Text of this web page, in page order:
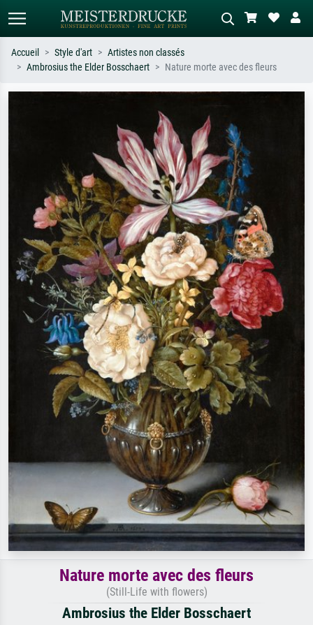
impressionnisme, vague de Hokusai,
abstrait avec beaucoup de rouge,
tableau sombre, nu debout près d'un
arbre.
Accueil Style d'art
Artistes non classés
Ambrosius the Elder Bosschaert
Nature morte avec des fleurs
Nature morte avec des fleurs
(Still-Life with flowers)
Ambrosius the Elder Bosschaert